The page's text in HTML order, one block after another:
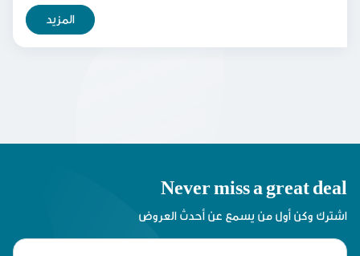
المزيد
Never miss a great deal
اشترك وكن أول من يسمع عن أحدث العروض